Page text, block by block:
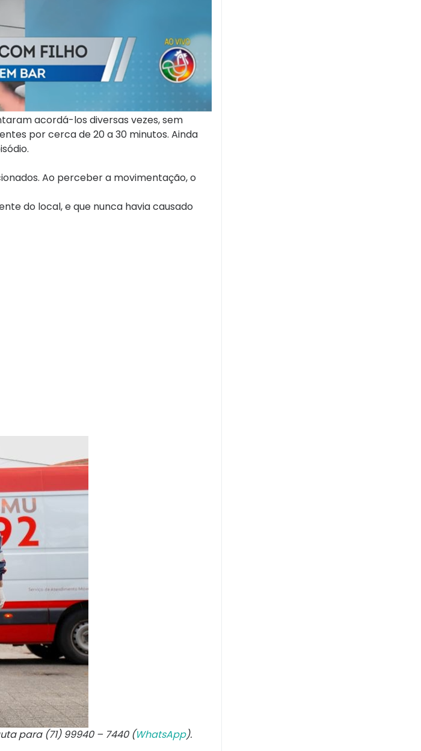
acordá-los diversas vezes, sem
por cerca de 20 a 30 minutos. Ainda
Ao perceber a movimentação, o
do local, e que nunca havia causado
para (71) 99940 – 7440 (WhatsApp).